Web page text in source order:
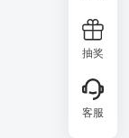
抽奖
客服